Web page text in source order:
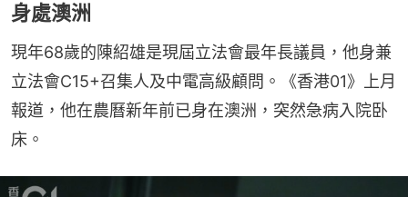
身處澳洲
現年68歲的陳紹雄是現屆立法會最年長議員，他身兼
立法會C15+召集人及中電高級顧問。《香港01》上月
報道，他在農曆新年前已身在澳洲，突然急病入院卧
床。